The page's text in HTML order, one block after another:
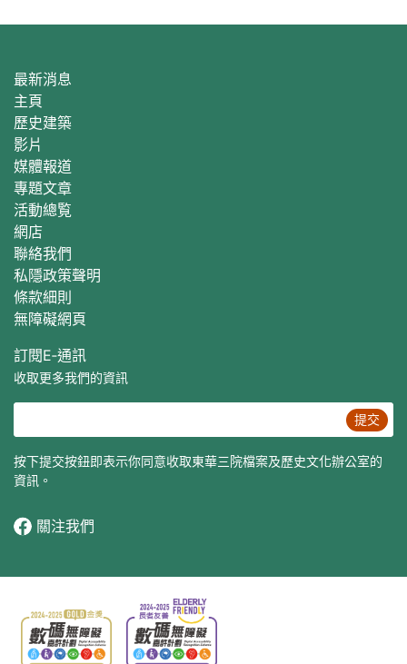
最新消息
主頁
歷史建築
影片
媒體報道
專題文章
活動總覧
網店
聯絡我們
私隱政策聲明
條款細則
無障礙網頁
訂閱E‐通訊
收取更多我們的資訊
提交
按下提交按鈕即表示你同意收取東華三院檔案及歷史文化辦公室的
資訊。
關注我們